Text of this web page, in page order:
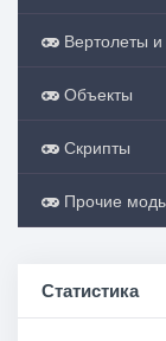
Вертолеты
Объекты
Скрипты
Прочие
Статистика